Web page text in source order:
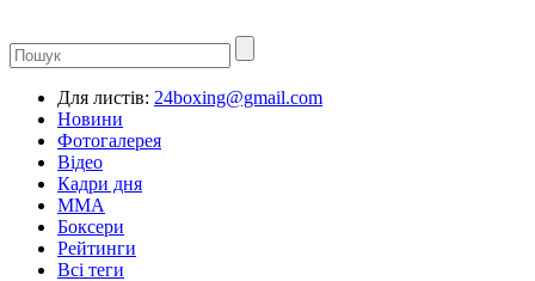
Для листів: 24boxing@gmail.com
Новини
Фотогалерея
Відео
Кадри дня
ММА
Боксери
Рейтинги
Всі теги